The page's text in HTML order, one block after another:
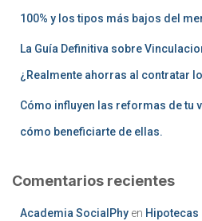
100% y los tipos más bajos del
La Guía Definitiva sobre
¿Realmente ahorras al contratar
Cómo influyen las reformas de tu
cómo beneficiarte de ellas.
Comentarios recientes
Academia SocialPhy en